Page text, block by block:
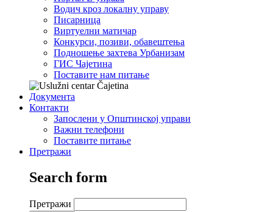
Водич кроз локалну управу
Писарница
Виртуелни матичар
Конкурси, позиви, обавештења
Подношење захтева Урбанизам
ГИС Чајетина
Поставите нам питање
Документа
Контакти
Запослени у Општинској управи
Важни телефони
Поставите питање
Претражи
Search form
Претражи